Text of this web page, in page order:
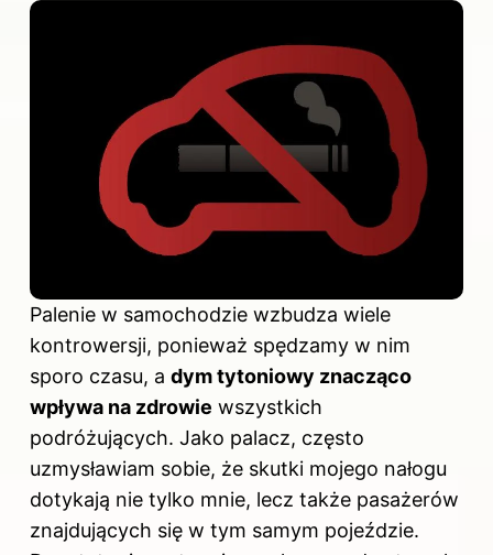
Palenie w samochodzie wzbudza wiele
kontrowersji, ponieważ spędzamy w nim
sporo czasu, a dym tytoniowy znacząco
wpływa na zdrowie wszystkich
podróżujących. Jako palacz, często
uzmysławiam sobie, że skutki mojego nałogu
dotykają nie tylko mnie, lecz także pasażerów
znajdujących się w tym samym pojeździe.